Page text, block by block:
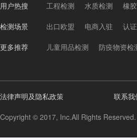
用户热搜 工程检测 水质检测 橡
检测场景 出口欧盟 电商入驻 认
更多推荐 儿童用品检测 防疫物资检
法律声明及隐私政策 联系我
Copyright © 2017, Inc.All Rights